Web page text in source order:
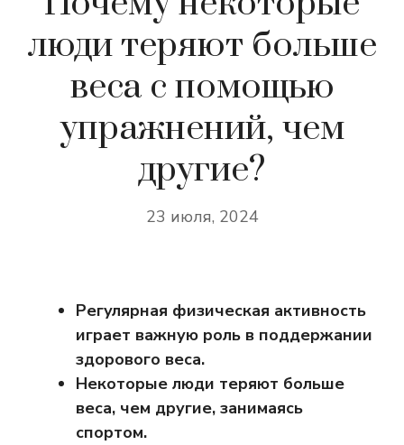
люди теряют больше
веса с помощью
упражнений, чем
другие?
23 июля, 2024
Регулярная физическая активность
играет важную роль в поддержании
здорового веса.
Некоторые люди теряют больше
веса, чем другие, занимаясь
спортом.